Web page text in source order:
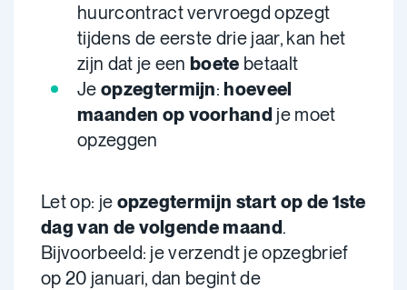
huurcontract vervroegd opzegt
tijdens de eerste drie jaar, kan het
zijn dat je eenboete betaalt
Je opzegtermijn:hoeveel
maanden op voorhand je moet
opzeggen
Let op: je opzegtermijn start op de 1ste
dag van de volgende maand.
Bijvoorbeeld: je verzendt je opzegbrief
op 20 januari, dan begint de